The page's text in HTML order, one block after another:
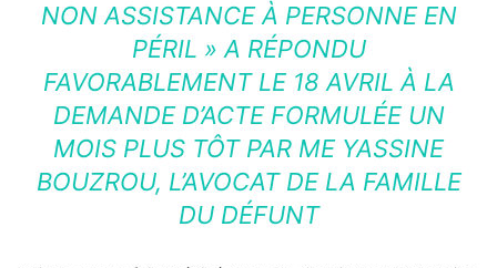
NON ASSISTANCE À PERSONNE EN
PÉRIL » A RÉPONDU
FAVORABLEMENT LE 18 AVRIL À LA
DEMANDE D’ACTE FORMULÉE UN
MOIS PLUS TÔT PAR ME YASSINE
BOUZROU, L’AVOCAT DE LA FAMILLE
DU DÉFUNT